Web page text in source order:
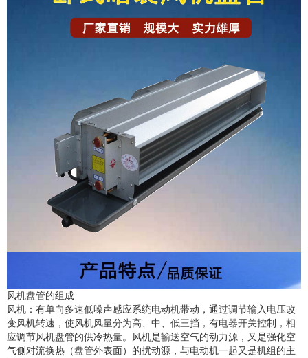
风机盘管的组成
风机：有单向多速低噪声感应系统电动机带动，通过调节输入电压改
变风机转速，使风机风量分为高、中、低三挡，有电器开关控制，相
应调节风机盘管的供冷热量。风机是输送空气的动力源，又是强化空
气侧对流换热（盘管外表面）的扰动源，与电动机一起又是机组的主